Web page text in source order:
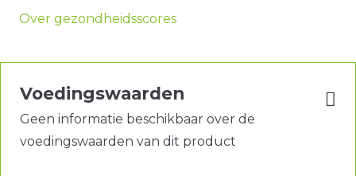
Over gezondheidsscores
Voedingswaarden
Geen informatie beschikbaar over de
voedingswaarden van dit product